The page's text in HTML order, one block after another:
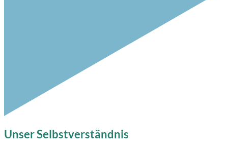
Unser Selbstverständnis